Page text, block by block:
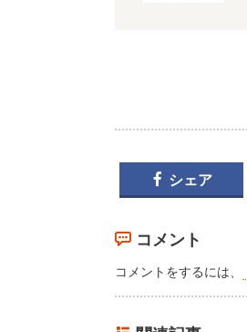
 シェア
コメント
コメントをするには、